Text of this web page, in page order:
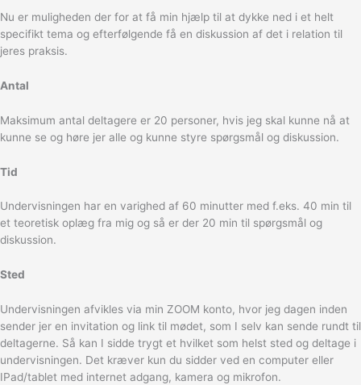
Nu er muligheden der for at få min hjælp til at dykke ned i et helt
specifikt tema og efterfølgende få en diskussion af det i relation til
jeres praksis.
Antal
Maksimum antal deltagere er 20 personer, hvis jeg skal kunne nå at
kunne se og høre jer alle og kunne styre spørgsmål og diskussion.
Tid
Undervisningen har en varighed af 60 minutter med f.eks. 40 min til
et teoretisk oplæg fra mig og så er der 20 min til spørgsmål og
diskussion.
Sted
Undervisningen afvikles via min ZOOM konto, hvor jeg dagen inden
sender jer en invitation og link til mødet, som I selv kan sende rundt til
deltagerne. Så kan I sidde trygt et hvilket som helst sted og deltage i
undervisningen. Det kræver kun du sidder ved en computer eller
IPad/tablet med internet adgang, kamera og mikrofon.